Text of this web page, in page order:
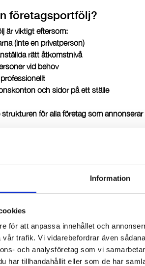
Information
för att anpassa innehållet och
trafik. Vi vidarebefordrar även
och analysföretag som vi
har tillhandahållit eller som de har
företagsportfölj?
är viktigt eftersom:
(inte en privatperson)
rätt åtkomstnivå
vid behov
och sidor på ett ställe
för alla företag som annonserar
du en företagsportfölj
konto.
får du upp alternativet att skapa